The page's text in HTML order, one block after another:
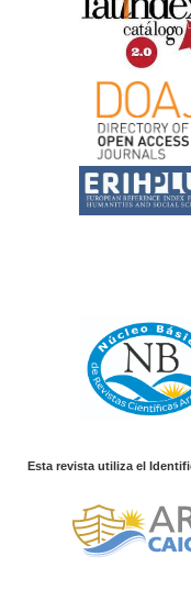
Esta revista utiliza el